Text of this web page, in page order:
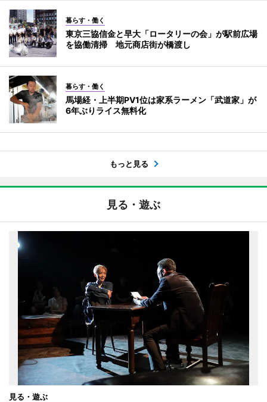
暮らす・働く
東京三協信金と早大「ロータリーの会」が駅前広場
を協働清掃 地元商店街が橋渡し
暮らす・働く
馬場経・上半期PV1位は家系ラーメン「武道家」が
6年ぶりライス無料化
もっと見る
見る・遊ぶ
見る・遊ぶ